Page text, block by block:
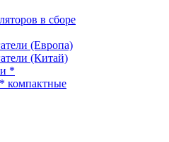
в сборе
(Европа)
(Китай)
*
компактные